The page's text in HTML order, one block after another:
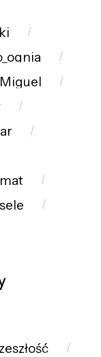
Miguel